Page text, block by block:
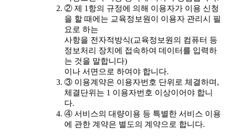
② 제 1항의 규정에 의해 이용자가 이용 신청
을 할 때에는 교육정보원이 이용자 관리시 필
요로 하는
사항을 전자적방식(교육정보원의 컴퓨터 등
정보처리 장치에 접속하여 데이터를 입력하
는 것을 말합니다)
이나 서면으로 하여야 합니다.
③ 이용계약은 이용자번호 단위로 체결하며,
체결단위는 1 이용자번호 이상이어야 합니
다.
④ 서비스의 대량이용 등 특별한 서비스 이용
에 관한 계약은 별도의 계약으로 합니다.